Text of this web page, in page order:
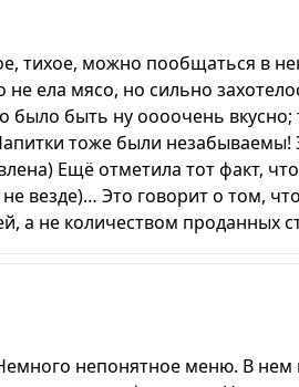
тихое, можно пообщаться в
не ела мясо, но сильно
быть ну оооочень вкусно;
тоже были незабываемы!
Ещё отметила тот факт,
везде)… Это говорит о том,
а не количеством проданных
непонятное меню. В нем